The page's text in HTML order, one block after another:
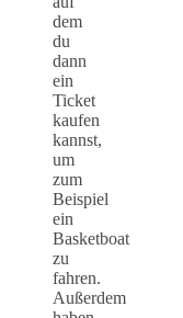
dem
du
dann
ein
Ticket
kaufen
kannst,
um
zum
Beispiel
ein
Basketboat
zu
fahren.
Außerdem